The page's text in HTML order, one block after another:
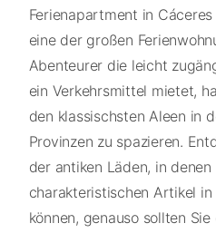
Ferienapartment in
eine der großen
Abenteurer die leicht
ein Verkehrsmittel mietet,
den klassischsten Aleen in
Provinzen zu spazieren.
der antiken Läden, in denen
charakteristischen Artikel
können, genauso sollten